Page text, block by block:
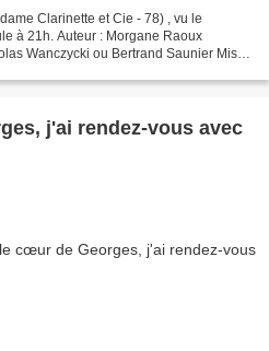
Clarinette et Cie - 78) , vu le
à 21h. Auteur : Morgane Raoux
Wanczycki ou Bertrand Saunier Mise
j'ai rendez-vous avec